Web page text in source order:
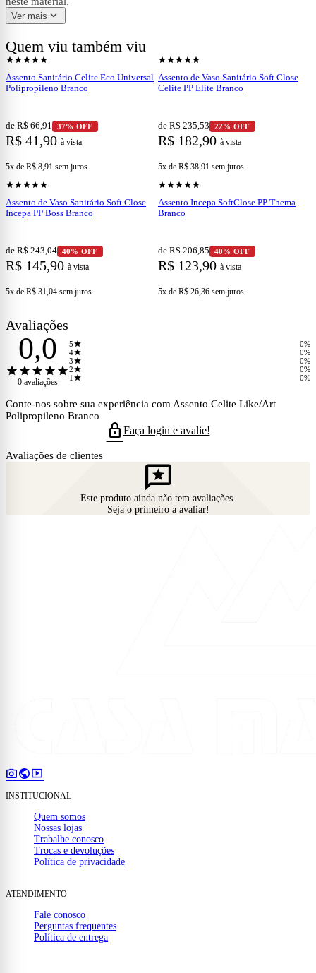
Características:
Peso (kg): 0,68
Comprimento 380 mm.
Largura 417 mm.
Altura 53 mm.
Ver mais expand_more
Quem viu também viu
shopping_cartVer produto
starstarstarstarstar
Assento Sanitário Celite Eco Universal
Polipropileno Branco
de R$ 66,91 37% OFF
R$ 41,90 à vista
5x de R$ 8,91 sem juros
starstarstarstarstar
Assento de Vaso Sanitário Soft Close
Celite PP Elite Branco
de R$ 235,53 22% OFF
R$ 182,90 à vista
5x de R$ 38,91 sem juros
Ver produto
starstarstarstarstar
Assento de Vaso Sanitário Soft Close
Incepa PP Boss Branco
de R$ 243,04 40% OFF
R$ 145,90 à vista
5x de R$ 31,04 sem juros
Ver produto
starstarstarstarstar
Assento Incepa SoftClose PP Thema
Branco
de R$ 206,85 40% OFF
R$ 123,90 à vista
5x de R$ 26,36 sem juros
Avaliações
0,0
starstarstarstarstar
0 avaliações
5star
0%
4star
0%
3star
0%
2star
0%
1 star 0%
Conte-nos sobre sua experiência com Assento Celite Like/Art
Polipropileno Branco
lockFaça login e avalie!
Avaliações de clientes
reviews
Este produto ainda não tem avaliações.
Seja o primeiro a avaliar!
photo_camerapublicsmart_display
INSTITUCIONAL
Quem somos
Nossas lojas
Trabalhe conosco
Trocas e devoluções
Política de privacidade
ATENDIMENTO
Fale conosco
Perguntas frequentes
Política de entrega